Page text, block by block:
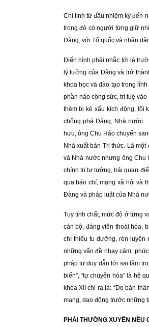
Chỉ tính từ đầu nhiệm kỳ đến
trong đó có người từng giữ
Đảng, với Tổ quốc và nhân
Điển hình phải nhắc tới là
lý tưởng của Đảng và trở
khoa học và đào tạo trong
phần nào công sức, trí tuệ
thêm bị kẻ xấu kích động, lôi
chống phá Đảng, Nhà
hưu, ông Chu Hảo chuyển
Nhà xuất bản Tri thức. Là
và Nhà nước nhưng ông Chu
chính trị tư tưởng, trái quan
qua báo chí, mạng xã hội và
Đảng và pháp luật của Nhà
Tuy tính chất, mức độ ở từng
cán bộ, đảng viên thoái hóa,
chí thiếu tu dưỡng, rèn luyện
những vấn đề nhạy cảm,
pháp tư duy dẫn tới sai lầm
biến”, “tự chuyển hóa” là hệ
khóa XII chỉ ra là: “Do bản
mang, dao động trước những
PHẢI THƯỜNG XUYÊN NÊU